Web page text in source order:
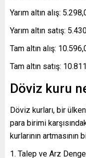
Yarım altın alış:
Yarım altın satış:
Tam altın alış:
Tam altın satış:
Döviz kuru
Döviz kurları, bir
para birimi
kurlarının
Talep ve Arz